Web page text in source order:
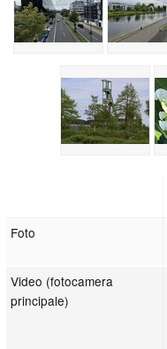
Foto
Video (fotocamera
principale)